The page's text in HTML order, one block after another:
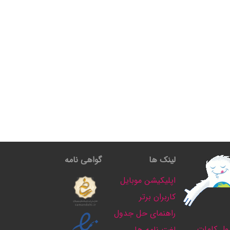
لینک ها
اپلیکیشن موبایل
کاربران برتر
راهنمای حل جدول
گواهی نامه